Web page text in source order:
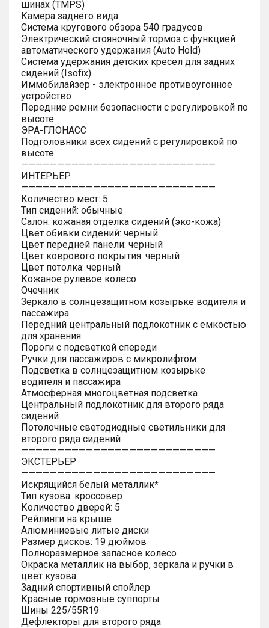
шинах (TMPS)
Камера заднего вида
Система кругового обзора 540 градусов
Электрический стояночный тормоз с функцией
автоматического удержания (Auto Hold)
Система удержания детских кресел для задних
сидений (Isofix)
Иммобилайзер - электронное противоугонное
устройство
Передние ремни безопасности с регулировкой по
высоте
ЭРА-ГЛОНАСС
Подголовники всех сидений с регулировкой по
высоте
———————————————————————————
ИНТЕРЬЕР
———————————————————————————
Количество мест: 5
Тип сидений: обычные
Салон: кожаная отделка сидений (эко-кожа)
Цвет обивки сидений: черный
Цвет передней панели: черный
Цвет коврового покрытия: черный
Цвет потолка: черный
Кожаное рулевое колесо
Очечник
Зеркало в солнцезащитном козырьке водителя и
пассажира
Передний центральный подлокотник с емкостью
для хранения
Пороги с подсветкой спереди
Ручки для пассажиров с микролифтом
Подсветка в солнцезащитном козырьке
водителя и пассажира
Атмосферная многоцветная подсветка
Центральный подлокотник для второго ряда
сидений
Потолочные светодиодные светильники для
второго ряда сидений
———————————————————————————
ЭКСТЕРЬЕР
———————————————————————————
Искрящийся белый металлик*
Тип кузова: кроссовер
Количество дверей: 5
Рейлинги на крыше
Алюминиевые литые диски
Размер дисков: 19 дюймов
Полноразмерное запасное колесо
Окраска металлик на выбор, зеркала и ручки в
цвет кузова
Задний спортивный спойлер
Красные тормозные суппорты
Шины 225/55R19
Дефлекторы для второго ряда